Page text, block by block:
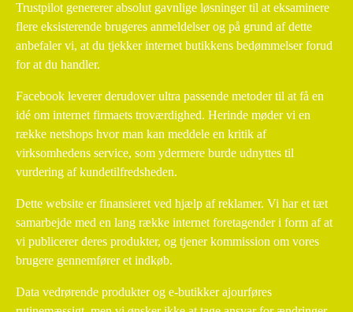
Trustpilot genererer absolut gavnlige løsninger til at eksaminere
flere eksisterende brugeres anmeldelser og på grund af dette
anbefaler vi, at du tjekker internet butikkens bedømmelser forud
for at du handler.
Facebook leverer derudover ultra passende metoder til at få en
idé om internet firmaets troværdighed. Herinde møder vi en
række netshops hvor man kan meddele en kritik af
virksomhedens service, som ydermere burde udnyttes til
vurdering af kundetilfredsheden.
Dette website er finansieret ved hjælp af reklamer. Vi har et tæt
samarbejde med en lang række internet foretagender i form af at
vi publicerer deres produkter, og tjener kommission om vores
brugere gennemfører et indkøb.
Data vedrørende produkter og e-butikker ajourføres